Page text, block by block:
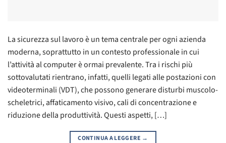
La sicurezza sul lavoro è un tema centrale per ogni azienda
moderna, soprattutto in un contesto professionale in cui
l’attività al computer è ormai prevalente. Tra i rischi più
sottovalutati rientrano, infatti, quelli legati alle postazioni con
videoterminali (VDT), che possono generare disturbi muscolo-
scheletrici, affaticamento visivo, cali di concentrazione e
riduzione della produttività. Questi aspetti, […]
CONTINUA A LEGGERE →